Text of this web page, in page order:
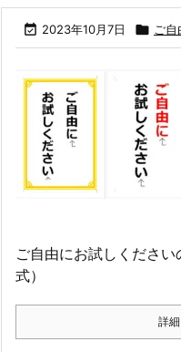
 2023年10月7日  ご自
ご自由にお試しくださ
式）
詳細